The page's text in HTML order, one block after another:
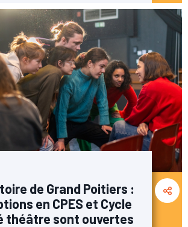
de Grand Poitiers :
en CPES et Cycle
théâtre sont ouvertes